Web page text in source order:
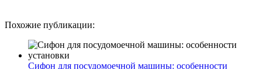
Похожие публикации:
Сифон для посудомоечной машины: особенности